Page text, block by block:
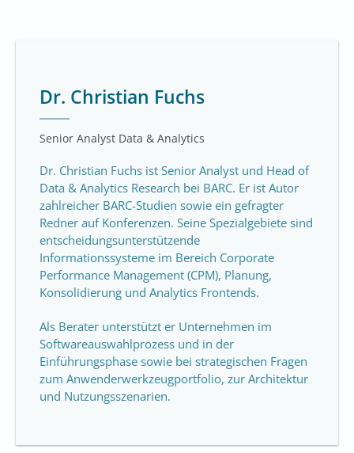
Dr. Christian Fuchs
Senior Analyst Data & Analytics
Dr. Christian Fuchs ist Senior Analyst und Head of
Data & Analytics Research bei BARC. Er ist Autor
zahlreicher BARC-Studien sowie ein gefragter
Redner auf Konferenzen. Seine Spezialgebiete sind
entscheidungsunterstützende
Informationssysteme im Bereich Corporate
Performance Management (CPM), Planung,
Konsolidierung und Analytics Frontends.
Als Berater unterstützt er Unternehmen im
Softwareauswahlprozess und in der
Einführungsphase sowie bei strategischen Fragen
zum Anwenderwerkzeugportfolio, zur Architektur
und Nutzungsszenarien.